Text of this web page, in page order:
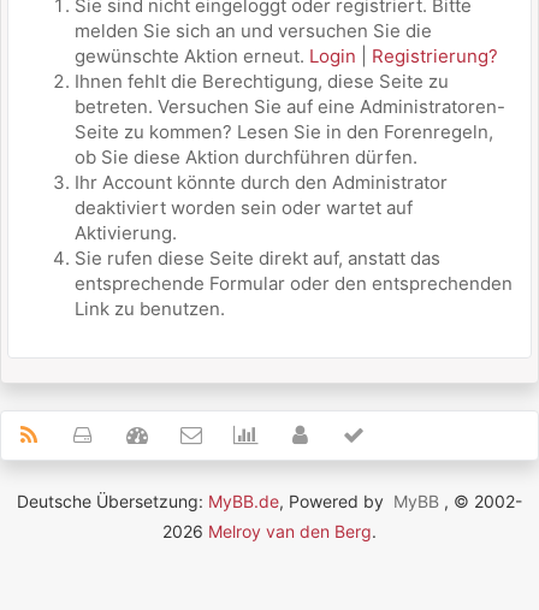
Sie sind nicht eingeloggt oder registriert. Bitte
melden Sie sich an und versuchen Sie die
gewünschte Aktion erneut. Login
Registrierung?
Ihnen fehlt die Berechtigung, diese Seite zu
betreten. Versuchen Sie auf eine Administratoren-
Seite zu kommen? Lesen Sie in den Forenregeln,
ob Sie diese Aktion durchführen dürfen.
Ihr Account könnte durch den Administrator
deaktiviert worden sein oder wartet auf
Aktivierung.
Sie rufen diese Seite direkt auf, anstatt das
entsprechende Formular oder den entsprechenden
Link zu benutzen.
Deutsche Übersetzung: MyBB.de, Powered by MyBB , © 2002-
2026 Melroy van den Berg.